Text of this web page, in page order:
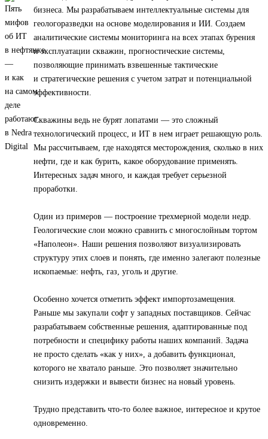
бизнеса. Мы разрабатываем интеллектуальные системы для
геологоразведки на основе моделирования и ИИ. Создаем
аналитические системы мониторинга на всех этапах бурения
и эксплуатации скважин, прогностические системы,
позволяющие принимать взвешенные тактические
и стратегические решения с учетом затрат и потенциальной
эффективности.
Скважины ведь не бурят лопатами — это сложный
технологический процесс, и ИТ в нем играет решающую роль.
Мы рассчитываем, где находятся месторождения, сколько в них
нефти, где и как бурить, какое оборудование применять.
Интересных задач много, и каждая требует серьезной
проработки.
Один из примеров — построение трехмерной модели недр.
Геологические слои можно сравнить с многослойным тортом
«Наполеон». Наши решения позволяют визуализировать
структуру этих слоев и понять, где именно залегают полезные
ископаемые: нефть, газ, уголь и другие.
Особенно хочется отметить эффект импортозамещения.
Раньше мы закупали софт у западных поставщиков. Сейчас
разрабатываем собственные решения, адаптированные под
потребности и специфику работы наших компаний. Задача
не просто сделать «как у них», а добавить функционал,
которого не хватало раньше. Это позволяет значительно
снизить издержки и вывести бизнес на новый уровень.
Трудно представить что-то более важное, интересное и крутое
одновременно.